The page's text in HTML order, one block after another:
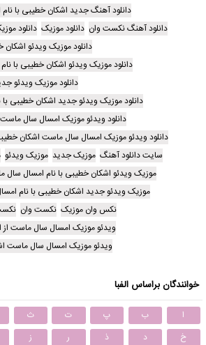
دانلود آهنگ جدید اشکان خطیبی با
دانلود آهنگ نکست وان دانلود موزیک دانلود
دانلود موزیک ویدئو
دانلود موزیک ویدئو اشکان خطیبی با
دانلود موزیک ویدئو
دانلود موزیک ویدئو جدید اشکان خطیبی
دانلود ویدئو موزیک امسال سال
دانلود ویدئو موزیک امسال سال ماست اشکان
سایت دانلود آهنگ موزیک جدید موزیک ویدئو
موزیک ویدئو اشکان خطیبی با نام امسال سال
موزیک ویدئو جدید اشکان خطیبی با نام
نکس وان موزیک نکست وان
ویدئو موزیک امسال سال ماست
ویدئو موزیک امسال سال ماست
خوانندگان براساس الفبا
ا ب پ ت ث
خ
د ذ ر ز